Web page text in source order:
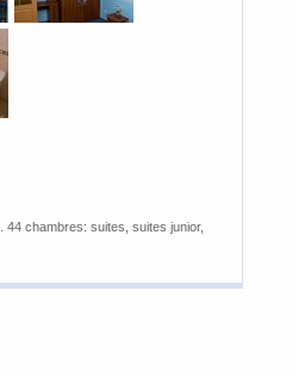
44 chambres: suites suites junior,